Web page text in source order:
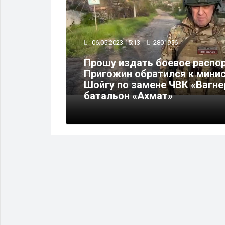
06.05.2023 15:13 2801956
Прошу издать боевое
Пригожин обратился к
Шойгу по замене ЧВК
батальон «Ахмат»